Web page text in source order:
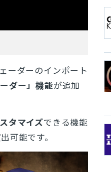
ーダーのインポート
ーダー」機能が追加
タマイズできる機能
可能です。